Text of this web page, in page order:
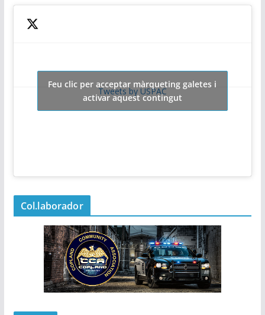
Tweets by USPAC
Feu clic per acceptar màrqueting galetes i
activar aquest contingut
Col.laborador